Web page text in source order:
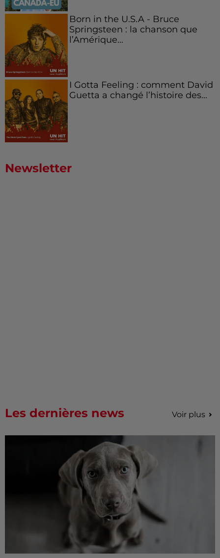
Born in the U.S.A - Bruce
Springsteen : la chanson que
l’Amérique...
I Gotta Feeling : comment David
Guetta a changé l’histoire des...
Newsletter
Les dernières news Voir plus